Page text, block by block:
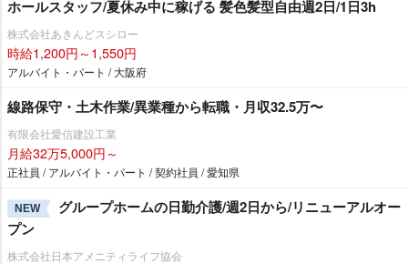
ホールスタッフ/夏休み中に稼げる 髪色髪型自由週2日/1日3h
株式会社あきんどスシロー
時給1,200円～1,550円
アルバイト・パート / 大阪府
線路保守・土木作業/異業種から転職・月収32.5万〜
有限会社愛信建設工業
月給32万5,000円～
正社員 / アルバイト・パート / 契約社員 / 愛知県
NEW
グループホームの日勤介護/週2日から/リニューアルオー
プン
株式会社日本アメニティライフ協会